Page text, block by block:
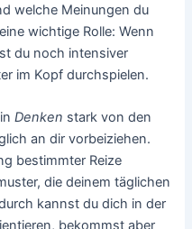
welche Meinungen du
wichtige Rolle: Wenn
du noch intensiver
im Kopf durchspielen.
Denken stark von den
an dir vorbeiziehen.
bestimmter Reize
die deinem täglichen
kannst du dich in der
bekommst aber